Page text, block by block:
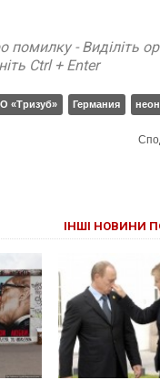
помилку - Виділіть
Ctrl + Enter
«Тризуб» Германия
ІНШІ НОВИНИ